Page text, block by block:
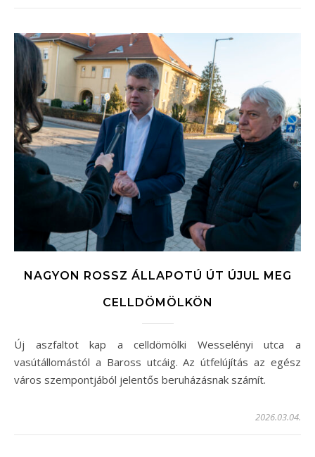
NAGYON ROSSZ ÁLLAPOTÚ ÚT ÚJUL MEG
CELLDÖMÖLKÖN
Új aszfaltot kap a celldömölki Wesselényi utca a
vasútállomástól a Baross utcáig. Az útfelújítás az egész
város szempontjából jelentős beruházásnak számít.
2026.03.04.